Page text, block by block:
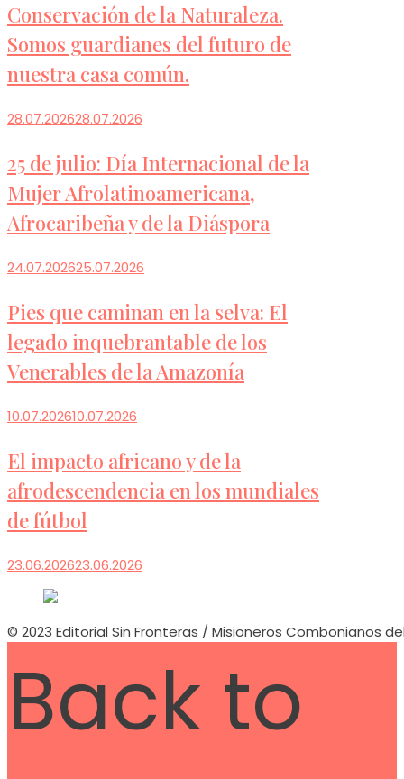
Conservación de la Naturaleza.
Somos guardianes del futuro de
nuestra casa común.
28.07.202628.07.2026
25 de julio: Día Internacional de la
Mujer Afrolatinoamericana,
Afrocaribeña y de la Diáspora
24.07.202625.07.2026
Pies que caminan en la selva: El
legado inquebrantable de los
Venerables de la Amazonía
10.07.202610.07.2026
El impacto africano y de la
afrodescendencia en los mundiales
de fútbol
23.06.202623.06.2026
© 2023 Editorial Sin Fronteras / Misioneros Combonianos
Back to